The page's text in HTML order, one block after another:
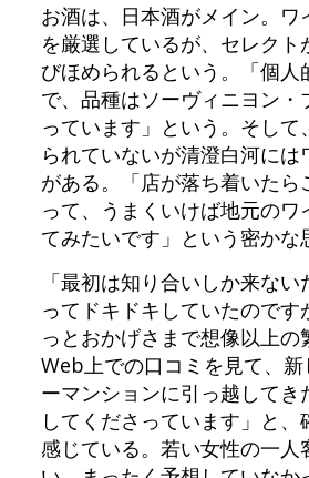
お酒は、日本酒がメイン。ワ
を厳選しているが、セレクト
びほめられるという。「個人
で、品種はソーヴィニヨン・
っています」という。そして
られていないが清澄白河には
がある。「店が落ち着いたら
って、うまくいけば地元のワ
てみたいです」という密かな
「最初は知り合いしか来な
ってドキドキしていたのです
っとおかげさまで想像以上の
Web上での口コミを見て、新
ーマンションに引っ越してき
してくださっています」と、
感じている。若い女性の一人